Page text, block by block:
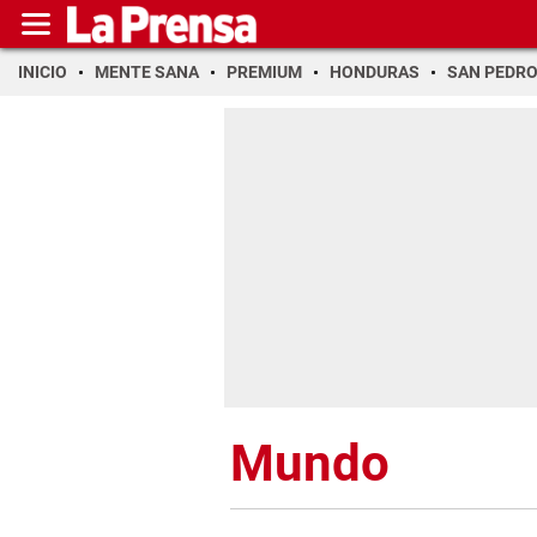
INICIO MENTE SANA PREMIUM HONDURAS SAN PEDRO
Mundo